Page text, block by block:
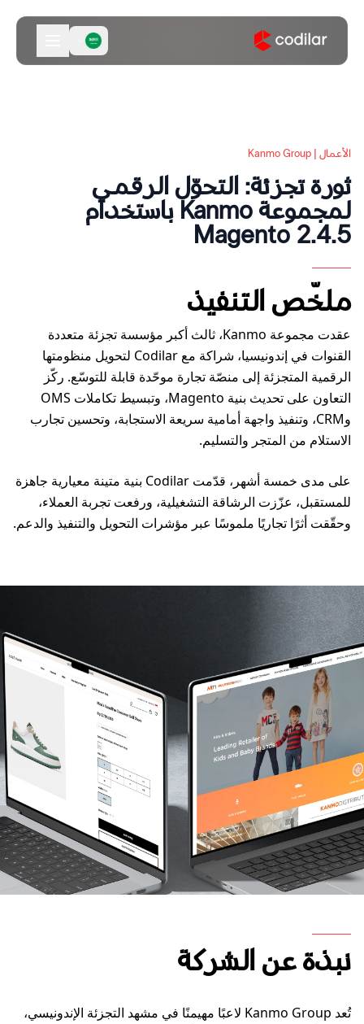
الأعمال | Kanmo Group
ثورة تجزئة: التحوّل الرقمي
لمجموعة Kanmo باستخدام
Magento 2.4.5
ملخّص التنفيذ
عقدت مجموعة Kanmo، ثالث أكبر مؤسسة تجزئة متعددة
القنوات في إندونيسيا، شراكة مع Codilar لتحويل منظومتها
الرقمية المتجزئة إلى منصّة تجارة موحّدة قابلة للتوسّع. ركّز
التعاون على تحديث بنية Magento، وتبسيط تكاملات OMS
وCRM، وتنفيذ واجهة أمامية سريعة الاستجابة، وتحسين تجارب
الاستلام من المتجر والتسليم.
على مدى خمسة أشهر، قدّمت Codilar بنية متينة معيارية جاهزة
للمستقبل، عزّزت الرشاقة التشغيلية، ورفعت تجربة العملاء،
وحقّقت أثرًا تجاريًا ملموسًا عبر مؤشرات التحويل والتنفيذ والدعم.
نبذة عن الشركة
تُعد Kanmo Group لاعبًا مهيمنًا في مشهد التجزئة الإندونيسي،